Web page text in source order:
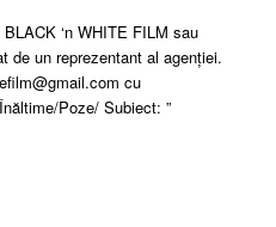
‘n WHITE FILM sau
un reprezentant al agenției.
cu
Poze/ Subiect: ”